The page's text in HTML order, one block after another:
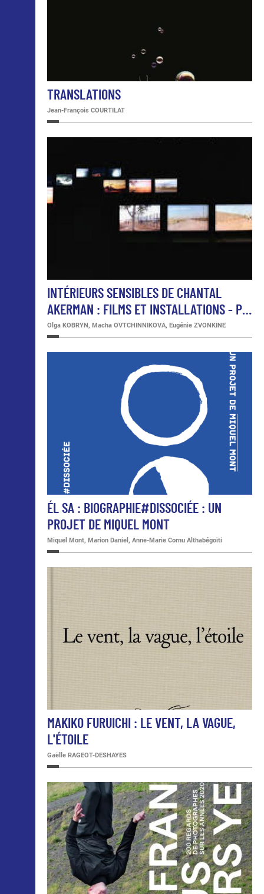
TRANSLATIONS
Jean-François COURTILAT
INTÉRIEURS SENSIBLES DE CHANTAL
AKERMAN : FILMS ET INSTALLATIONS - P…
Olga KOBRYN, Macha OVTCHINNIKOVA, Eugénie ZVONKINE
ÉL SA : BIOGRAPHIE#DISSOCIÉE : UN
PROJET DE MIQUEL MONT
Miquel Mont, Marion Daniel, Anne-Marie Cornu Althabégoïti
MAKIKO FURUICHI : LE VENT, LA VAGUE,
L'ÉTOILE
Gaëlle RAGEOT-DESHAYES